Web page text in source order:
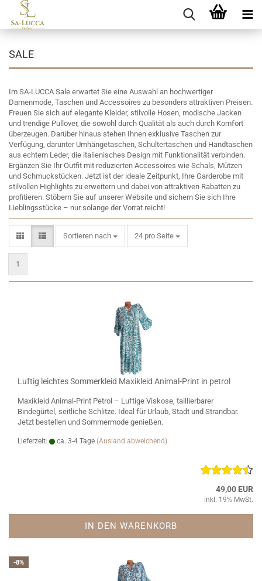
SALE
Im SA-LUCCA Sale erwartet Sie eine Auswahl an hochwertiger
Damenmode, Taschen und Accessoires zu besonders attraktiven Preisen.
Freuen Sie sich auf elegante Kleider, stilvolle Hosen, modische Jacken
und trendige Pullover, die sowohl durch Qualität als auch durch Komfort
überzeugen. Darüber hinaus stehen Ihnen exklusive Taschen zur
Verfügung, darunter Umhängetaschen, Schultertaschen und Handtaschen
aus echtem Leder, die italienisches Design mit Funktionalität verbinden.
Ergänzen Sie Ihr Outfit mit reduzierten Accessoires wie Schals, Mützen
und Schmuckstücken. Jetzt ist der ideale Zeitpunkt, Ihre Garderobe mit
stilvollen Highlights zu erweitern und dabei von attraktiven Rabatten zu
profitieren. Stöbern Sie auf unserer Website und sichern Sie sich Ihre
Lieblingsstücke – nur solange der Vorrat reicht!
Sortieren nach
Sortieren nach 24 pro Seite
pro Seite
1
Luftig leichtes Sommerkleid Maxikleid Animal-Print in petrol
Maxikleid Animal-Print Petrol – Luftige Viskose, taillierbarer
Bindegürtel, seitliche Schlitze. Ideal für Urlaub, Stadt und Strandbar.
Jetzt bestellen und Sommermode genießen.
Lieferzeit: ca. 3-4 Tage (Ausland abweichend)
49,00 EUR
inkl. 19% MwSt.
IN DEN WARENKORB
-8%